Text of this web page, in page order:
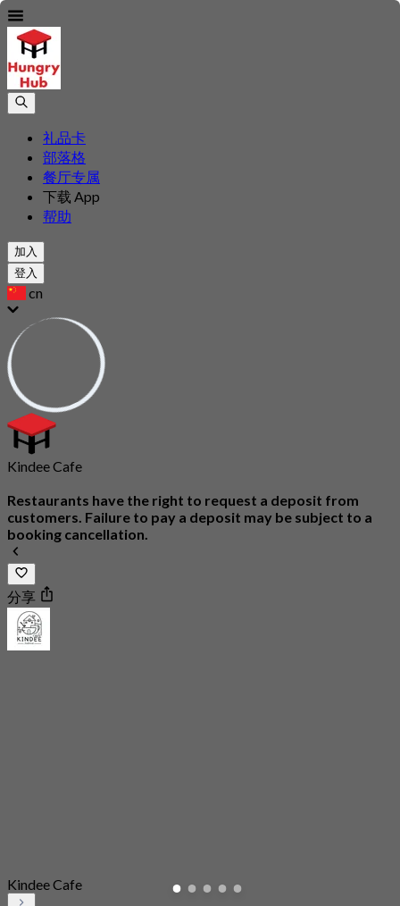
礼品卡
部落格
餐厅专属
下载 App
帮助
加入
登入
cn
Kindee Cafe
Restaurants have the right to request a deposit from
customers. Failure to pay a deposit may be subject to a
booking cancellation.
分享
Kindee Cafe